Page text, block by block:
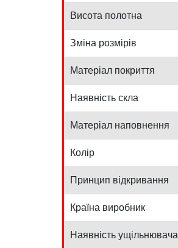
Висота полотна
Зміна розмірів
Матеріал покриття
Наявність скла
Матеріал наповнення
Колір
Принцип відкривання
Країна виробник
Наявність ущільнювача